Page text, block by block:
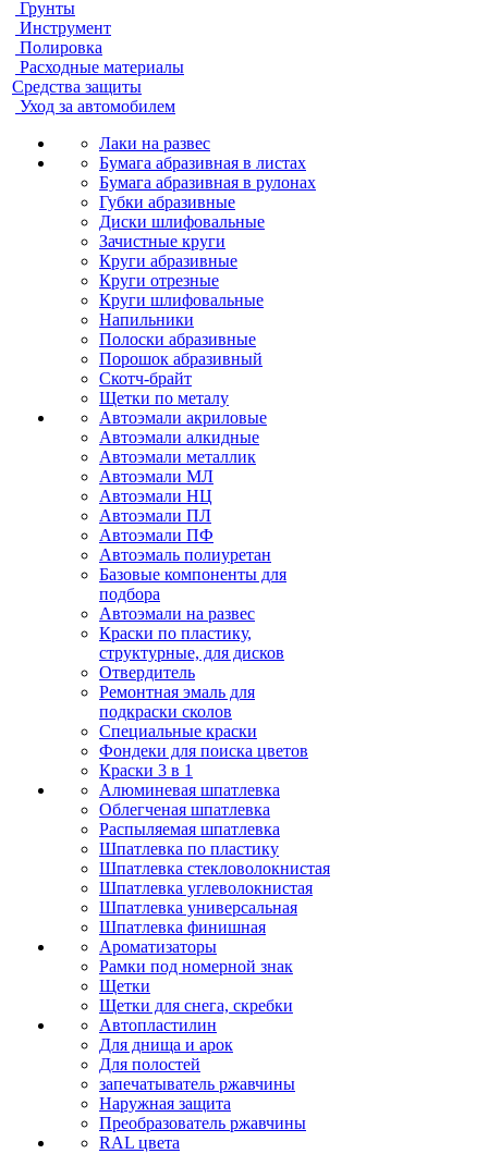
Грунты
Инструмент
Полировка
Расходные материалы
Средства защиты
Уход за автомобилем
Лаки на развес
Бумага абразивная в листах
Бумага абразивная в рулонах
Губки абразивные
Диски шлифовальные
Зачистные круги
Круги абразивные
Круги отрезные
Круги шлифовальные
Напильники
Полоски абразивные
Порошок абразивный
Скотч-брайт
Щетки по металу
Автоэмали акриловые
Автоэмали алкидные
Автоэмали металлик
Автоэмали МЛ
Автоэмали НЦ
Автоэмали ПЛ
Автоэмали ПФ
Автоэмаль полиуретан
Базовые компоненты для
подбора
Автоэмали на развес
Краски по пластику,
структурные, для дисков
Отвердитель
Ремонтная эмаль для
подкраски сколов
Специальные краски
Фондеки для поиска цветов
Краски 3 в 1
Алюминевая шпатлевка
Облегченая шпатлевка
Распыляемая шпатлевка
Шпатлевка по пластику
Шпатлевка стекловолокнистая
Шпатлевка углеволокнистая
Шпатлевка универсальная
Шпатлевка финишная
Ароматизаторы
Рамки под номерной знак
Щетки
Щетки для снега, скребки
Автопластилин
Для днища и арок
Для полостей
запечатыватель ржавчины
Наружная защита
Преобразователь ржавчины
RAL цвета